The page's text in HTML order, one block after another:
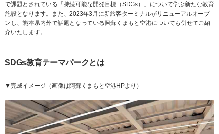
で課題とされている「持続可能な開発目標（SDGs）」について学ぶ新たな教育
施設となります。また、2023年3月に新旅客ターミナルがリニューアルオープ
ンし、熊本県内外で話題となっている阿蘇くまもと空港についても併せてご紹
介いたします。
SDGs教育テーマパークとは
▼完成イメージ（画像は阿蘇くまもと空港HPより）